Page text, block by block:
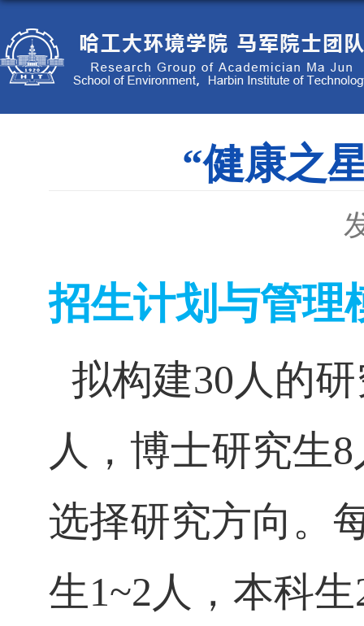
“健康之
招生计划与管理
拟构建30人的
人，博士研究生8
选择研究方向。
生1~2人，本科生